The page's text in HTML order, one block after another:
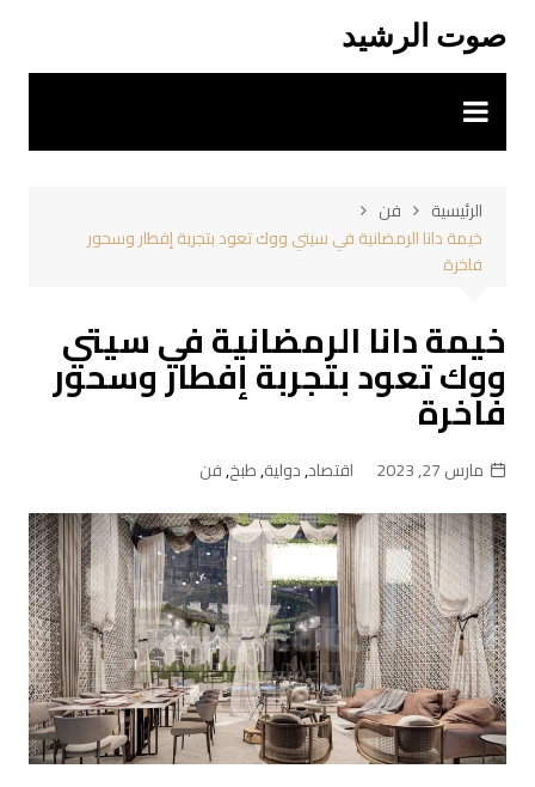
المحتوى
صوت الرشيد
الرئيسية
فن
خيمة دانا الرمضانية في سيتي ووك تعود بتجربة إفطار وسحور
فاخرة
خيمة دانا الرمضانية في سيتي
ووك تعود بتجربة إفطار وسحور
فاخرة
مارس 27, 2023 اقتصاد,دولية,طبخ,فن